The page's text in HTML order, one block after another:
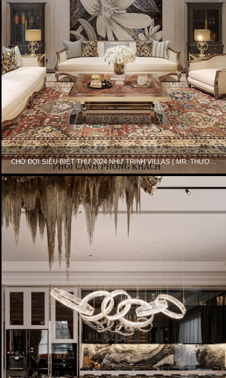
CHỜ ĐỢI SIÊU BIỆT THỰ 2024 NHƯ TRINH VILLAS ( MR. THƯỢNG ) PHƯƠNG ÁN 3